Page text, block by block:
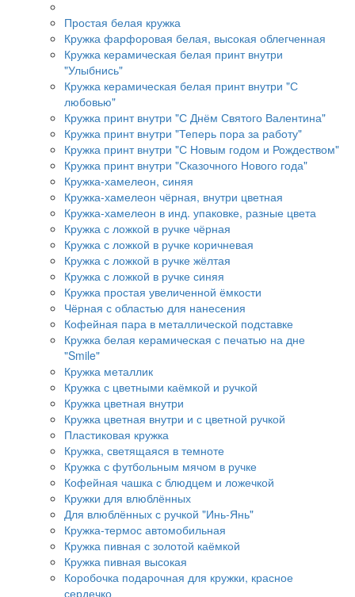
Простая белая кружка
Кружка фарфоровая белая, высокая облегченная
Кружка керамическая белая принт внутри
"Улыбнись"
Кружка керамическая белая принт внутри "С
любовью"
Кружка принт внутри "С Днём Святого Валентина"
Кружка принт внутри "Теперь пора за работу"
Кружка принт внутри "С Новым годом и Рождеством"
Кружка принт внутри "Сказочного Нового года"
Кружка-хамелеон, синяя
Кружка-хамелеон чёрная, внутри цветная
Кружка-хамелеон в инд. упаковке, разные цвета
Кружка с ложкой в ручке чёрная
Кружка с ложкой в ручке коричневая
Кружка с ложкой в ручке жёлтая
Кружка с ложкой в ручке синяя
Кружка простая увеличенной ёмкости
Чёрная с областью для нанесения
Кофейная пара в металлической подставке
Кружка белая керамическая с печатью на дне
"Smile"
Кружка металлик
Кружка с цветными каёмкой и ручкой
Кружка цветная внутри
Кружка цветная внутри и с цветной ручкой
Пластиковая кружка
Кружка, светящаяся в темноте
Кружка с футбольным мячом в ручке
Кофейная чашка с блюдцем и ложечкой
Кружки для влюблённых
Для влюблённых с ручкой "Инь-Янь"
Кружка-термос автомобильная
Кружка пивная с золотой каёмкой
Кружка пивная высокая
Коробочка подарочная для кружки, красное
сердечко